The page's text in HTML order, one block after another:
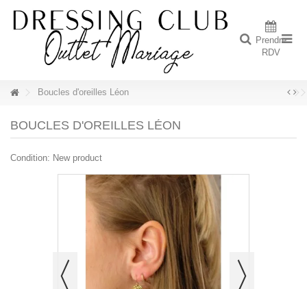
Prendre
RDV
Boucles d'oreilles Léon
BOUCLES D'OREILLES LÉON
Condition: New product